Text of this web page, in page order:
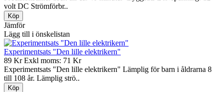
volt DC Strömförbr..
Jämför
Lägg till i önskelistan
Experimentsats "Den lille elektrikern"
89 KrExkl moms: 71 Kr
Experimentsats "Den lille elektrikern" Lämplig för barn i åldrarna 8
till 108 år. Lämplig strö..